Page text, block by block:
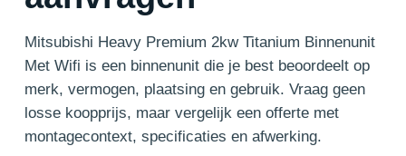
Mitsubishi Heavy Premium 2kw Titanium Binnenunit
Met Wifi is een binnenunit die je best beoordeelt op
merk, vermogen, plaatsing en gebruik. Vraag geen
losse koopprijs, maar vergelijk een offerte met
montagecontext, specificaties en afwerking.